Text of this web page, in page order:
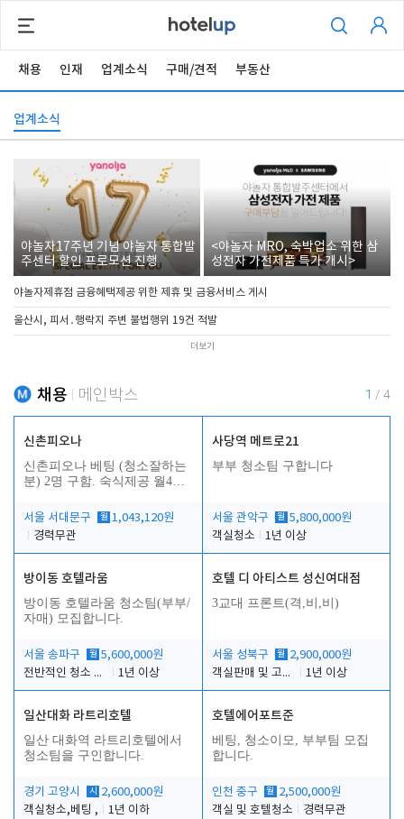
채용 인재 업계소식 구매/견적 부동산
업계소식
야놀자17주년 기념 야놀자 통합발
주센터 할인 프로모션 진행
<야놀자 MRO, 숙박업소 위한 삼
성전자 가전제품 특가 개시>
야놀자제휴점 금융혜택제공 위한 제휴 및 금융서비스 게시
울산시, 피서․행락지 주변 불법행위 19건 적발
더보기
채용 메인박스 1 / 4
신촌피오나
신촌피오나 베팅 (청소잘하는
분) 2명 구함. 숙식제공 월4회
서울 서대문구
월 1,043,120원
경력무관
사당역 메트로21
부부 청소팀 구합니다
서울 관악구 월 5,800,000원
객실청소
1년 이상
방이동 호텔라움
방이동 호텔라움 청소팀(부부/
자매) 모집합니다.
서울 송파구 월 5,600,000원
전반적인 청소 업무(객실청소.객실정리)
1년 이상
호텔 디 아티스트 성신여대점
3교대 프론트(격,비,비)
서울 성북구 월 2,900,000원
객실판매 및 고객응대
1년 이상
일산대화 라트리호텔
일산 대화역 라트리호텔에서
청소팀을 구인합니다.
경기 고양시 시
2,600,000원
객실청소,베팅 ,
1년 이하
호텔에어포트준
베팅, 청소이모, 부부팀 모집
합니다.
인천 중구 월 2,500,000원
객실 및 호텔청소
경력무관